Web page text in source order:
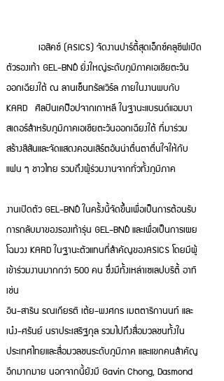
เอสิคซ์ (ASICS) จัดงานปาร์ตี้สุดเอ็กซ์คลูซีฟเปิด
ตัวรองเท้า GEL-BND™ ยิ่งใหญ่ระดับภูมิภาคเอเชียตะวัน
ออกเฉียงใต้ ณ ลานเซ็นทรัลเวิร์ล ภายในงานพบกับ
KARD ศิลปินเคป๊อปจากเกาหลี ในฐานะแบรนด์แอมบา
สเดอร์สำหรับภูมิภาคเอเชียตะวันออกเฉียงใต้ ที่มาร่วม
สร้างสีสันและจัดแสดงคอนเสิร์ตอันน่าตื่นตาตื่นใจให้กับ
แฟน ๆ ชาวไทย รวมถึงผู้ร่วมงานจากทั่วทั้งภูมิภาค
งานเปิดตัว GEL-BND™ ในครั้งนี้จัดขึ้นเพื่อเป็นการต้อนรับ
การกลับมาของรองเท้ารุ่น GEL-BND™ และเพื่อเป็นการเผย
โฉมวง KARD ในฐานะตัวแทนที่สำคัญของASICS โดยมีผู้
เข้าร่วมงานมากกว่า 500 คน ซึ่งมีทั้งเหล่าเซเลปบริตี้ อาทิ
เช่น
อิน-สาริน รณเกียรติ เต้ย-พงศกร เมตตาริกานนท์ และ
เน๋ง-ศรันย์ นราประเสริฐกุล รวมไปถึงสื่อมวลชนทั้งใน
ประเทศไทยและสื่อมวลชนระดับภูมิภาค และแขกคนสำคัญ
อีกมากมาย นอกจากนี้ยังมี Gavin Chong, Dasmond